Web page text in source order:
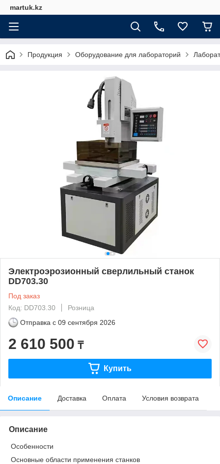
martuk.kz
Продукция Оборудование для лабораторий
Электроэрозионный сверлильный станок
DD703.30
Под заказ
Код: DD703.30
Розница
Отправка с 09 сентября 2026
2 610 500 ₸
Купить
Описание Доставка Оплата Условия возврата
Описание
Особенности
Основные области применения станков